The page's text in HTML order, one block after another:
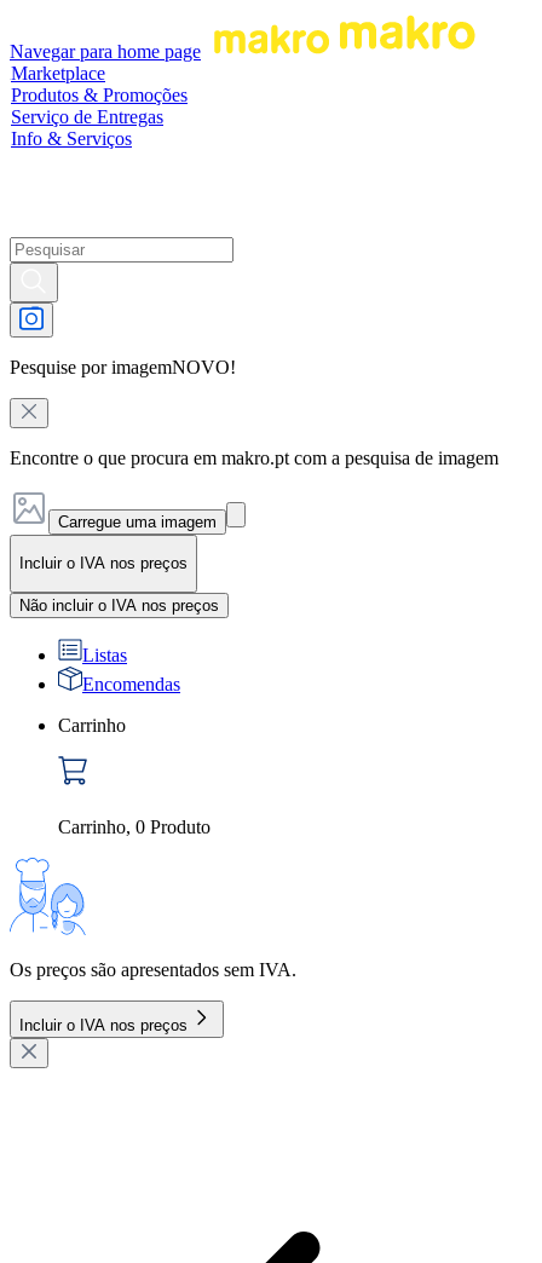
Navegar para home page
Marketplace
Produtos & Promoções
Serviço de Entregas
Info & Serviços
Pesquise por imagemNOVO!
Encontre o que procura em makro.pt com a pesquisa de imagem
Carregue uma imagem
Incluir o IVA nos preços
Não incluir o IVA nos preços
Listas
Encomendas
Carrinho
Carrinho, 0 Produto
Os preços são apresentados sem IVA.
Incluir o IVA nos preços